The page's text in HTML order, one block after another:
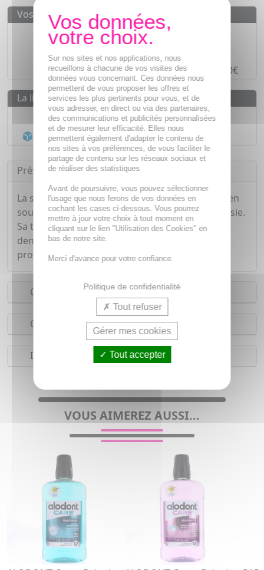
Vos avantages
Des prixIMBATTABLES
Paiement en4 fois sans fraisà partir de 30€
La livraison
Livraison gratuite dès55€
Acheminement Chronopost en 24h*
Présentation
La solution dentaire Sensitive Professional agit en
soulageant les personnes sujette à l'hyperesthésie.
Sa teneur en arginine obstrue les canules
dentaires, tout en calmant la douleur et en
protégeant les dents.
Conseils d'utilisation
Composition
Indications
VOUS AIMEREZ AUSSI...
Sur nos sites et nos applications, nous
recueillons à chacune de vos visites des
données vous concernant. Ces données nous
permettent de vous proposer les offres et
services les plus pertinents pour vous, et de
vous adresser, en direct ou via des partenaires,
des communications et publicités personnalisées
et de mesurer leur efficacité. Elles nous
permettent également d'adapter le contenu de
nos sites à vos préférences, de vous faciliter le
partage de contenu sur les réseaux sociaux et
de réaliser des statistiques
Avant de poursuivre, vous pouvez sélectionner
l'usage que nous ferons de vos données en
cochant les cases ci-dessous. Vous pourrez
mettre à jour votre choix à tout moment en
cliquant sur le lien "Utilisation des Cookies" en
bas de notre site.
Merci d'avance pour votre confiance.
Politique de confidentialité
Tout refuser
Gérer mes cookies
Tout accepter